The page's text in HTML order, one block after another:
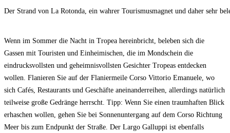
Der Strand von La Rotonda, ein wahrer Tourismusmagnet und daher sehr
Wenn im Sommer die Nacht in Tropea hereinbricht, beleben sich die
Gassen mit Touristen und Einheimischen, die im Mondschein die
eindrucksvollsten und geheimnisvollsten Gesichter Tropeas entdecken
wollen. Flanieren Sie auf der Flaniermeile Corso Vittorio Emanuele, wo
sich Cafés, Restaurants und Geschäfte aneinanderreihen, allerdings natürlich
teilweise große Gedränge herrscht. Tipp: Wenn Sie einen traumhaften Blick
erhaschen wollen, gehen Sie bei Sonnenuntergang auf dem Corso Richtung
Meer bis zum Endpunkt der Straße. Der Largo Galluppi ist ebenfalls